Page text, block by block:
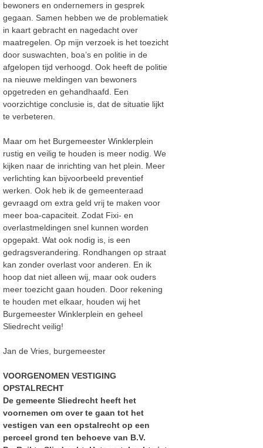
bewoners en ondernemers in gesprek
gegaan. Samen hebben we de problematiek
in kaart gebracht en nagedacht over
maatregelen. Op mijn verzoek is het toezicht
door suswachten, boa’s en politie in de
afgelopen tijd verhoogd. Ook heeft de politie
na nieuwe meldingen van bewoners
opgetreden en gehandhaafd. Een
voorzichtige conclusie is, dat de situatie lijkt
te verbeteren.
Maar om het Burgemeester Winklerplein
rustig en veilig te houden is meer nodig. We
kijken naar de inrichting van het plein. Meer
verlichting kan bijvoorbeeld preventief
werken. Ook heb ik de gemeenteraad
gevraagd om extra geld vrij te maken voor
meer boa-capaciteit. Zodat Fixi- en
overlastmeldingen snel kunnen worden
opgepakt. Wat ook nodig is, is een
gedragsverandering. Rondhangen op straat
kan zonder overlast voor anderen. En ik
hoop dat niet alleen wij, maar ook ouders
meer toezicht gaan houden. Door rekening
te houden met elkaar, houden wij het
Burgemeester Winklerplein en geheel
Sliedrecht veilig!
Jan de Vries, burgemeester
VOORGENOMEN VESTIGING
OPSTALRECHT
De gemeente Sliedrecht heeft het
voornemen om over te gaan tot het
vestigen van een opstalrecht op een
perceel grond ten behoeve van B.V.